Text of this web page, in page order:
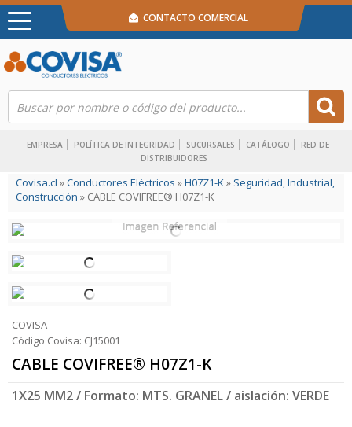
EMPRESA POLÍTICA DE INTEGRIDAD SUCURSALES CATÁLOGO
RED DE
DISTRIBUIDORES
CONTACTO COMERCIAL
Covisa.cl »Conductores Eléctricos »H07Z1-K» Seguridad, Industrial,
Construcción » CABLE COVIFREE® H07Z1-K
COVISA
Código Covisa: CJ15001
CABLE COVIFREE® H07Z1-K
1X25 MM2 / Formato: MTS. GRANEL / aislación: VERDE